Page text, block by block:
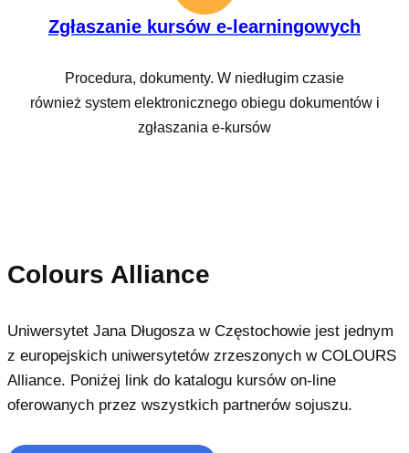
Zgłaszanie kursów e-learningowych
Procedura, dokumenty. W niedługim czasie
również system elektronicznego obiegu dokumentów i
zgłaszania e-kursów
Colours Alliance
Uniwersytet Jana Długosza w Częstochowie jest jednym
z europejskich uniwersytetów zrzeszonych w COLOURS
Alliance. Poniżej link do katalogu kursów on-line
oferowanych przez wszystkich partnerów sojuszu.